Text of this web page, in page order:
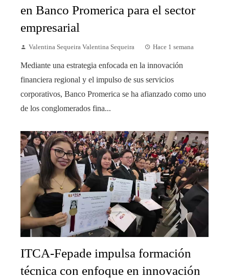
en Banco Promerica para el sector
empresarial
Valentina Sequeira Valentina Sequeira Hace 1 semana
Mediante una estrategia enfocada en la innovación
financiera regional y el impulso de sus servicios
corporativos, Banco Promerica se ha afianzado como uno
de los conglomerados fina...
ITCA-Fepade impulsa formación
técnica con enfoque en innovación